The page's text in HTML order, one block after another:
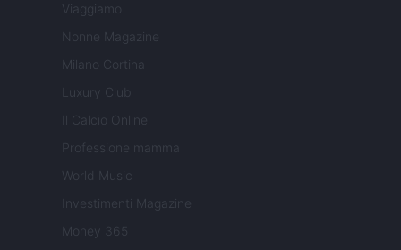
Viaggiamo
Nonne Magazine
Milano Cortina
Luxury Club
Il Calcio Online
Professione mamma
World Music
Investimenti Magazine
Money 365